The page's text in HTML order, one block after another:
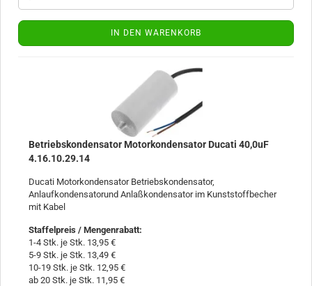
IN DEN WARENKORB
Betriebskondensator Motorkondensator Ducati 40,0uF
4.16.10.29.14
Ducati Motorkondensator Betriebskondensator,
Anlaufkondensatorund Anlaßkondensator im Kunststoffbecher
mit Kabel
Staffelpreis / Mengenrabatt:
1-4 Stk. je Stk. 13,95 €
5-9 Stk. je Stk. 13,49 €
10-19 Stk. je Stk. 12,95 €
ab 20 Stk. je Stk. 11,95 €